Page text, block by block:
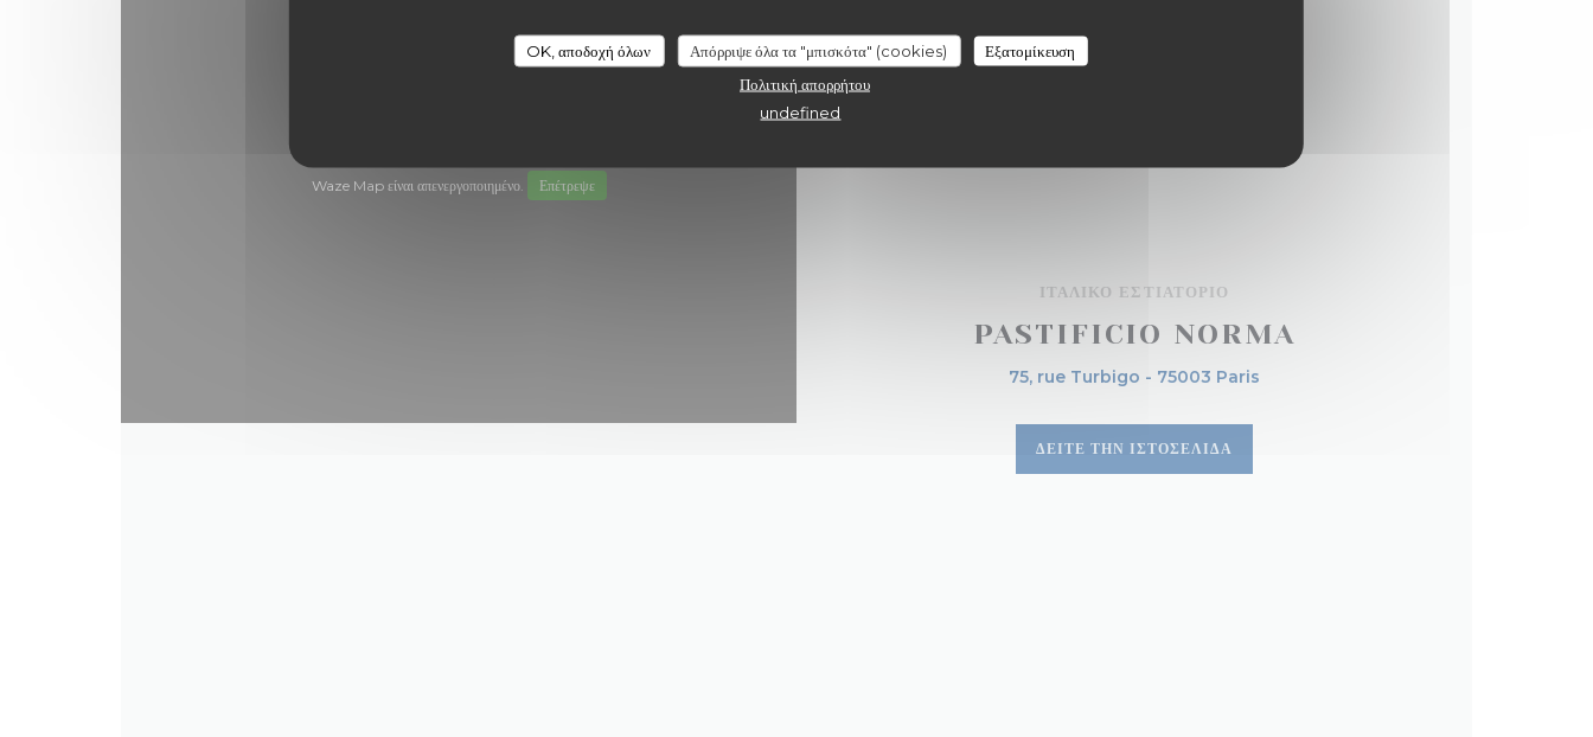
OK, αποδοχή όλων Απόρριψε όλα τα "μπισκότα" (cookies)
Εξατομίκευση
Πολιτική απορρήτου
undefined
ΙΤΑΛΙΚΌ ΕΣΤΙΑΤΌΡΙΟ
PASTIFICIO NORMA
75, rue Turbigo - 75003 Paris
ΔΕΊΤΕ ΤΗΝ ΙΣΤΟΣΕΛΊΔΑ
Waze Map είναι απενεργοποιημένο. Επέτρεψε